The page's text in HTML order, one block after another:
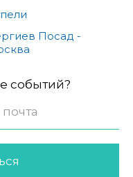
Посад -
событий?